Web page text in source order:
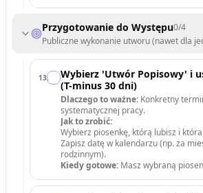
Przygotowanie do Występu0/4
Publiczne wykonanie utworu (nawet dla
13.
Wybierz 'Utwór Popisowy' i
(T-minus 30 dni)
Dlaczego to ważne: Konkretny
systematycznej pracy.
Jak to zrobić:
Wybierz piosenkę, którą lubisz i
Zapisz datę w kalendarzu (np. za
rodzinnym).
Kiedy gotowe: Masz wybraną